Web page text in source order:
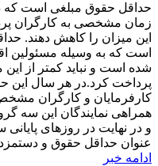
حداقل حقوق مبلغی است که
زمان مشخصی به کارگران
این میزان را کاهش دهند.
است که به وسیله مسئولین
شده است و نباید کمتر از
پرداخت کرد.در هر سال این
کارفرمایان و کارگران
همراهی نمایندگان این سه
و در نهایت در روزهای پایانی
عنوان حداقل حقوق و
ادامه خبر